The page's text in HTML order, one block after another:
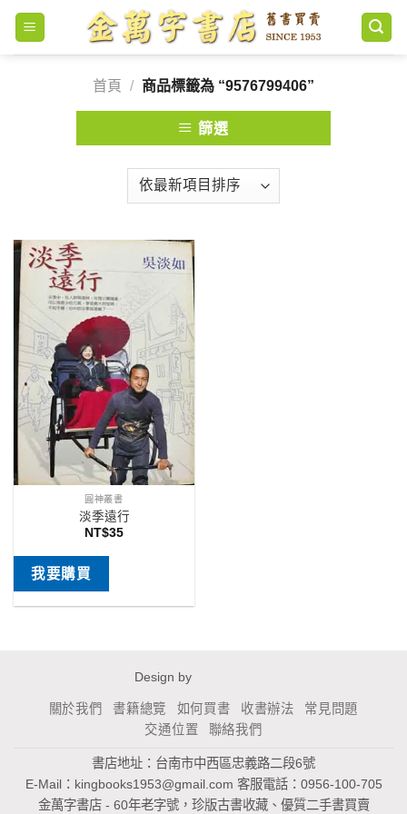
Skip
content
首頁
/ 商品標籤為 “9576799406”
篩選
圓神叢書
淡季遠行
NT$35
我要購買
Design by
關於我們 書籍總覽 如何買書 收書辦法
常見問題
交通位置
聯絡我們
書店地址：台南市中西區忠義路二段6號
E-Mail： kingbooks1953@gmail.com 客服電話：0956-100-705
金萬字書店 - 60年老字號，珍版古書收藏、優質二手書買賣